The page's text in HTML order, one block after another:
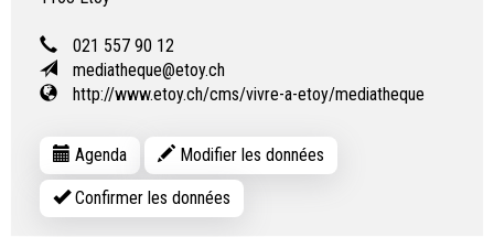
021 557 90 12
mediatheque@etoy.ch
http://www.etoy.ch/cms/vivre-a-etoy/mediatheque
Agenda Modifier les données
Confirmer les données